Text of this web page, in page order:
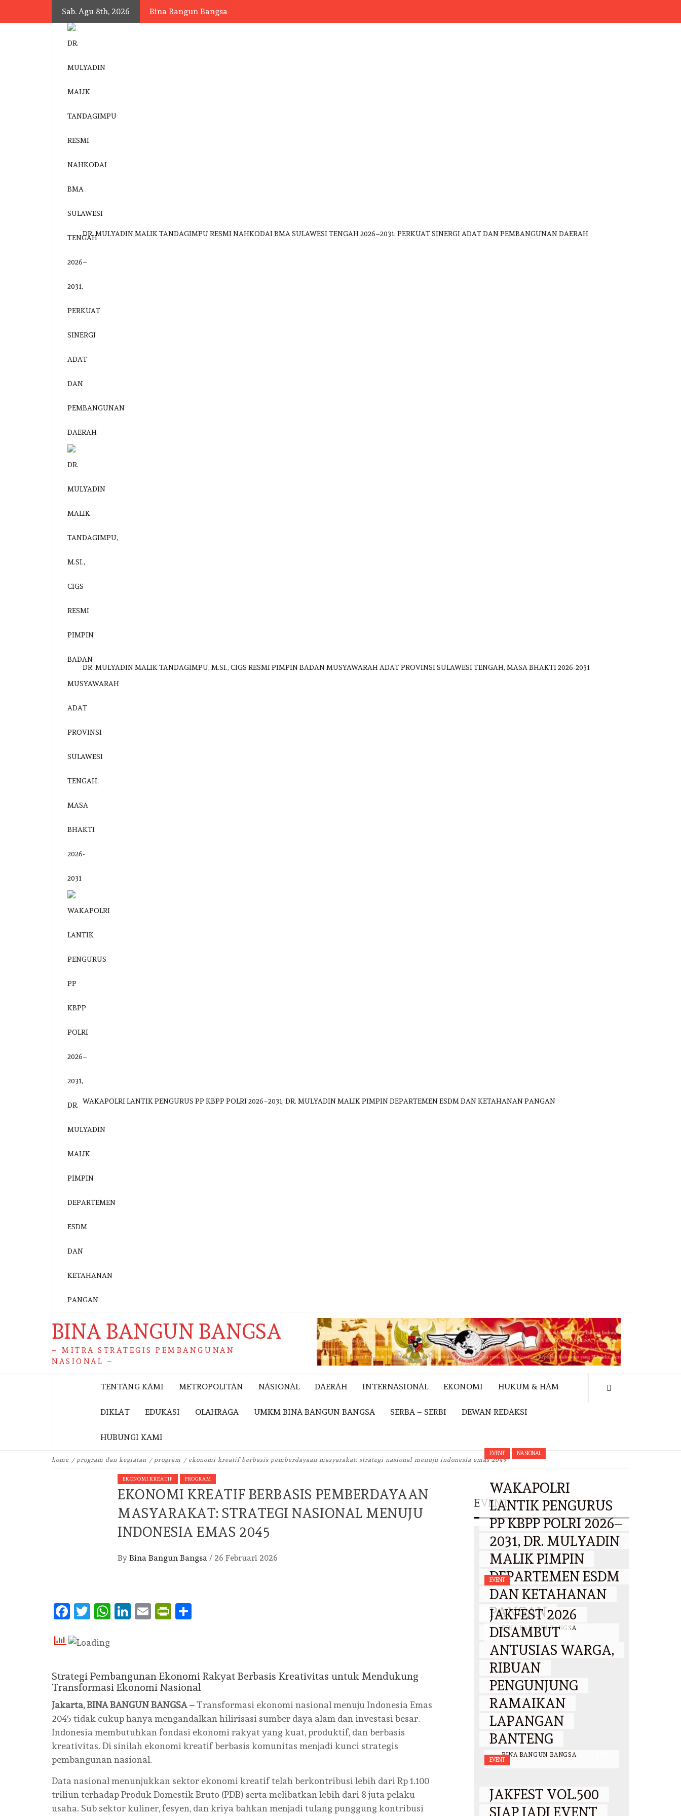
Sab. Agu 8th, 2026 Bina Bangun Bangsa
DR. MULYADIN MALIK TANDAGIMPU RESMI NAHKODAI BMA SULAWESI TENGAH 2026–2031, PERKUAT SINERGI ADAT DAN PEMBANGUNAN DAERAH
DR. MULYADIN MALIK TANDAGIMPU, M.SI., CIGS RESMI PIMPIN BADAN MUSYAWARAH ADAT PROVINSI SULAWESI TENGAH, MASA BHAKTI 2026-2031
WAKAPOLRI LANTIK PENGURUS PP KBPP POLRI 2026–2031, DR. MULYADIN MALIK PIMPIN DEPARTEMEN ESDM DAN KETAHANAN PANGAN
BINA BANGUN BANGSA
– MITRA STRATEGIS PEMBANGUNAN
NASIONAL –
TENTANG KAMI METROPOLITAN NASIONAL DAERAH INTERNASIONAL EKONOMI HUKUM & HAM
DIKLAT EDUKASI OLAHRAGA UMKM BINA BANGUN BANGSA SERBA – SERBI DEWAN REDAKSI
HUBUNGI KAMI
home program dan kegiatan program ekonomi kreatif berbasis pemberdayaan masyarakat: strategi nasional menuju indonesia emas 2045
EKONOMI KREATIF PROGRAM
EKONOMI KREATIF BERBASIS PEMBERDAYAAN
MASYARAKAT: STRATEGI NASIONAL MENUJU
INDONESIA EMAS 2045
By Bina Bangun Bangsa / 26 Februari 2026
Facebook
Twitter
WhatsApp
LinkedIn
EmailPrintFriendly
Strategi Pembangunan Ekonomi Rakyat Berbasis Kreativitas untuk Mendukung
Transformasi Ekonomi Nasional
Jakarta, BINA BANGUN BANGSA –Transformasi ekonomi nasional menuju Indonesia Emas
2045 tidak cukup hanya mengandalkan hilirisasi sumber daya alam dan investasi besar.
Indonesia membutuhkan fondasi ekonomi rakyat yang kuat, produktif, dan berbasis
kreativitas. Di sinilah ekonomi kreatif berbasis komunitas menjadi kunci strategis
pembangunan nasional.
Data nasional menunjukkan sektor ekonomi kreatif telah berkontribusi lebih dari Rp 1.100
triliun terhadap Produk Domestik Bruto (PDB) serta melibatkan lebih dari 8 juta pelaku
usaha. Sub sektor kuliner, fesyen, dan kriya bahkan menjadi tulang punggung kontribusi
EVENT
EVENT NASIONAL
WAKAPOLRI
LANTIK PENGURUS
PP KBPP POLRI 2026–
2031, DR. MULYADIN
MALIK PIMPIN
DEPARTEMEN ESDM
DAN KETAHANAN
PANGAN
BY BINA BANGUN BANGSA
2026
EVENT
JAKFEST 2026
DISAMBUT
ANTUSIAS WARGA,
RIBUAN
PENGUNJUNG
RAMAIKAN
LAPANGAN
BANTENG
BY BINA BANGUN BANGSA
2026
EVENT
JAKFEST VOL.500
SIAP JADI EVENT